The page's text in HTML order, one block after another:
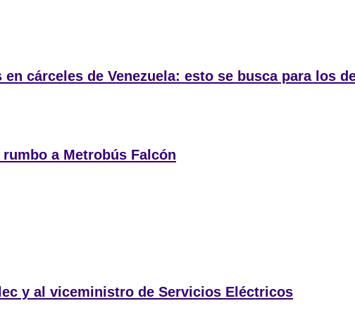
cárceles de Venezuela: esto se busca para los
a Metrobús Falcón
y al viceministro de Servicios Eléctricos